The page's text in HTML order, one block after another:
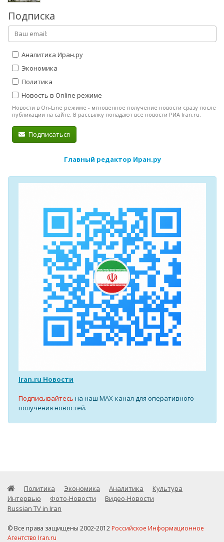
Подписка
Аналитика Иран.ру
Экономика
Политика
Новость в Online режиме
Новости в On-Line режиме - мгновенное получение новости сразу после
публикации на сайте. В рассылку попадают все новости РИА Iran.ru.
Подписаться
Главный редактор Иран.ру
Iran.ru Новости
Подписывайтесь на наш MAX-канал для оперативного
получения новостей.
Политика Экономика Аналитика
Культура
Интервью
Фото-Новости
Видео-Новости
Russian TV in Iran
© Все права защищены 2002-2012 Российское Информационное
Агентство Iran.ru